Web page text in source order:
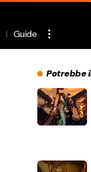
Guide
Potrebbe